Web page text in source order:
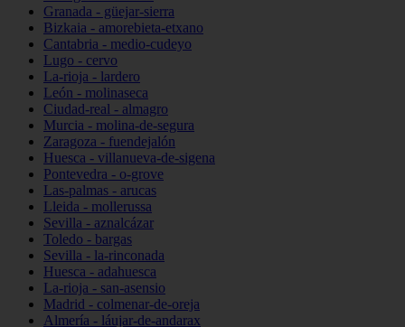
Granada - güejar-sierra
Bizkaia - amorebieta-etxano
Cantabria - medio-cudeyo
Lugo - cervo
La-rioja - lardero
León - molinaseca
Ciudad-real - almagro
Murcia - molina-de-segura
Zaragoza - fuendejalón
Huesca - villanueva-de-sigena
Pontevedra - o-grove
Las-palmas - arucas
Lleida - mollerussa
Sevilla - aznalcázar
Toledo - bargas
Sevilla - la-rinconada
Huesca - adahuesca
La-rioja - san-asensio
Madrid - colmenar-de-oreja
Almería - láujar-de-andarax